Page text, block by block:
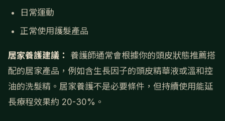
日常運動
正常使用護髮產品
居家養護建議：
養護師通常會根據你的頭皮狀態推薦搭
配的居家產品，例如含生長因子的頭皮精華液或溫和控
油的洗髮精。居家養護不是必要條件，但持續使用能延
長療程效果約 20-30%。